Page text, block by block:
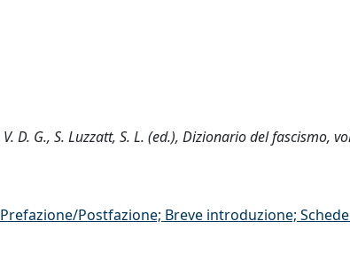
D. G., S. Luzzatt, S. L. (ed.), Dizionario del fascismo,
Postfazione; Breve introduzione;